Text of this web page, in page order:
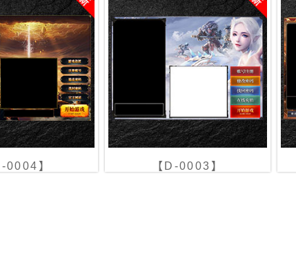
0004】 【D-0003】